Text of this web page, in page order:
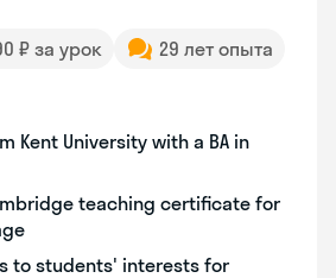
₽ за урок
29 лет опыта
Kent University with a BA in
teaching certificate for
to students' interests for